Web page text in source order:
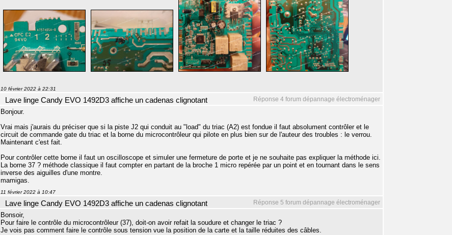
10 février 2022 à 22:31
Réponse 4 forum dépannage électroménager
Lave linge Candy EVO 1492D3 affiche un cadenas clignotant
Bonjour.
Vrai mais j'aurais du préciser que si la piste J2 qui conduit au "load" du triac (A2) est fondue il faut absolument contrôler et le
circuit de commande gate du triac et la borne du microcontrôleur qui pilote en plus bien sur de l'auteur des troubles : le verrou.
Maintenant c'est fait.
Pour contrôler cette borne il faut un oscilloscope et simuler une fermeture de porte et je ne souhaite pas expliquer la méthode ici.
La borne 37 ? méthode classique il faut compter en partant de la broche 1 micro repérée par un point et en tournant dans le sens
inverse des aiguilles d'une montre.
mamigas.
11 février 2022 à 10:47
Réponse 5 forum dépannage électroménager
Lave linge Candy EVO 1492D3 affiche un cadenas clignotant
Bonsoir,
Pour faire le contrôle du microcontrôleur (37), doit-on avoir refait la soudure et changer le triac ?
Je vois pas comment faire le contrôle sous tension vue la position de la carte et la taille réduites des câbles.